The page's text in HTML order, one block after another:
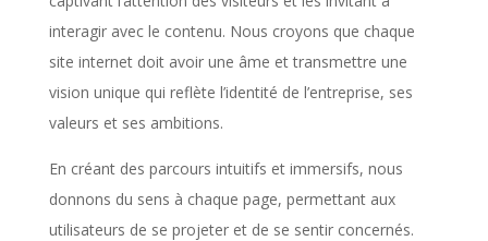
interagir avec le contenu. Nous croyons que chaque
site internet doit avoir une âme et transmettre une
vision unique qui reflète l’identité de l’entreprise, ses
valeurs et ses ambitions.
En créant des parcours intuitifs et immersifs, nous
donnons du sens à chaque page, permettant aux
utilisateurs de se projeter et de se sentir concernés.